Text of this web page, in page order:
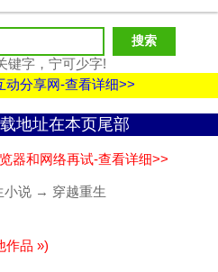
键字，宁可少字!
动分享网-查看详细>>
地址在本页尾部
器和网络再试-查看详细>>
小说 → 穿越重生
作品 »)